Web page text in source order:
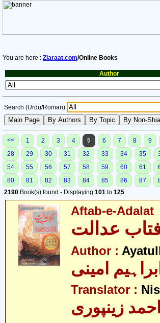
You are here : Ziaraat.com/Online Books
Author
Search (Urdu/Roman)
<< 1 2 3 4 5 6 7 8 9
28
29 30 31 32 33 34 35
54
55 56 57 58 59 60 61
80
81 82 83 84 85 86 87
2190 Book(s) found - Displaying 101 to 125
Aftab-e-Adalat
Author :
امینی
Translator :
احمد زینپوری